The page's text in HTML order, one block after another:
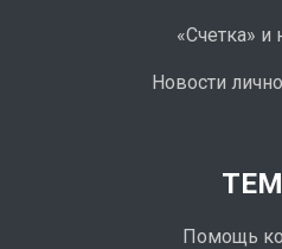
«Счетка» и
Новости
Помощь